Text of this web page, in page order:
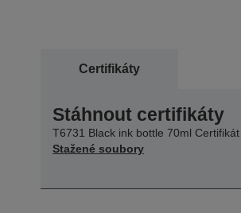
Certifikáty
Stáhnout certifikáty
T6731 Black ink bottle 70ml Certifikát
Stažené soubory